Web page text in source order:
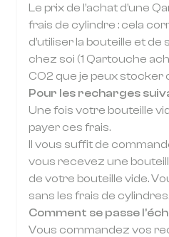
Le prix de l’achat d’une
frais de cylindre : cela
d’utiliser la bouteille et
chez soi (1 Qartouche
CO2 que je peux stocker
Pour les recharges
Une fois votre bouteille
payer ces frais.
Il vous suffit de
vous recevez une
de votre bouteille vide.
sans les frais de cylindres.
Comment se passe
Vous commandez vos